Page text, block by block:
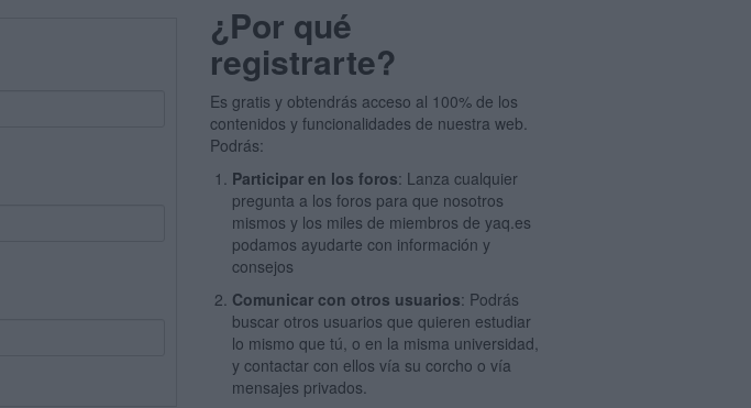
¿Por qué
registrarte?
Es gratis y obtendrás acceso al 100% de los
contenidos y funcionalidades de nuestra web.
Podrás:
Participar en los foros: Lanza cualquier
pregunta a los foros para que nosotros
mismos y los miles de miembros de yaq.es
podamos ayudarte con información y
consejos
Comunicar con otros usuarios: Podrás
buscar otros usuarios que quieren estudiar
lo mismo que tú, o en la misma universidad,
y contactar con ellos vía su corcho o vía
mensajes privados.